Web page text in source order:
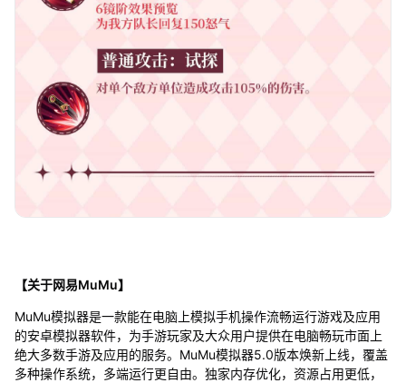
【关于网易MuMu】
MuMu模拟器是一款能在电脑上模拟手机操作流畅运行游戏及应用
的安卓模拟器软件，为手游玩家及大众用户提供在电脑畅玩市面上
绝大多数手游及应用的服务。MuMu模拟器5.0版本焕新上线，覆盖
多种操作系统，多端运行更自由。独家内存优化，资源占用更低，